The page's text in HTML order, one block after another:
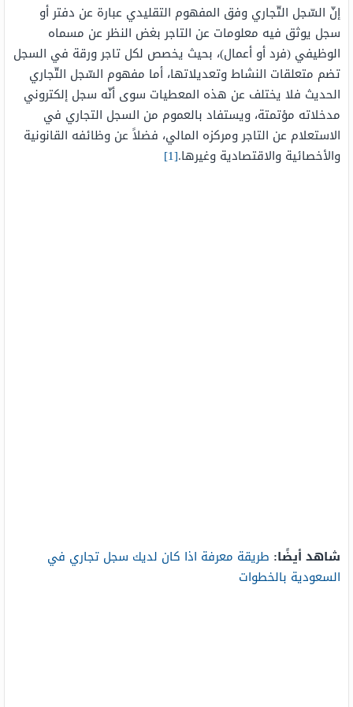
إنّ السّجل التّجاري وفق المفهوم التقليدي عبارة عن دفتر أو
سجل يوثق فيه معلومات عن التاجر بغض النظر عن مسماه
الوظيفي (فرد أو أعمال)، بحيث يخصص لكل تاجر ورقة في السجل
تضم متعلقات النشاط وتعديلاتها، أما مفهوم السّجل التّجاري
الحديث فلا يختلف عن هذه المعطيات سوى أنّه سجل إلكتروني
مدخلاته مؤتمتة، ويستفاد بالعموم من السجل التجاري في
الاستعلام عن التاجر ومركزه المالي، فضلاً عن وظائفه القانونية
والأخصائية والاقتصادية وغيرها.[1]
شاهد أيضًا: طريقة معرفة اذا كان لديك سجل تجاري في
السعودية بالخطوات